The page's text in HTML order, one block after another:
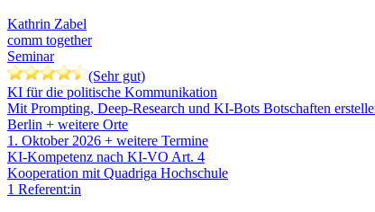
Kathrin Zabel
comm together
Seminar
(Sehr gut)
KI für die politische Kommunikation
Mit Prompting, Deep-Research und KI-Bots Botschaften
Berlin + weitere Orte
1. Oktober 2026 + weitere Termine
KI-Kompetenz nach KI-VO Art. 4
Kooperation mit Quadriga Hochschule
1 Referent:in